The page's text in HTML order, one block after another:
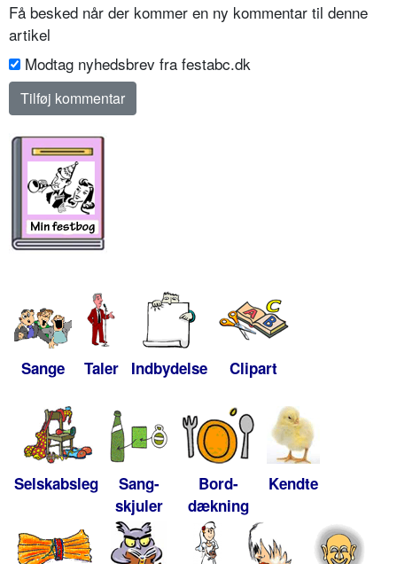
Få besked når der kommer en ny kommentar til denne
artikel
Modtag nyhedsbrev fra festabc.dk
Sange Taler Indbydelse Clipart
Selskabsleg
Sang-
skjuler
Bord-
dækning
Kendte